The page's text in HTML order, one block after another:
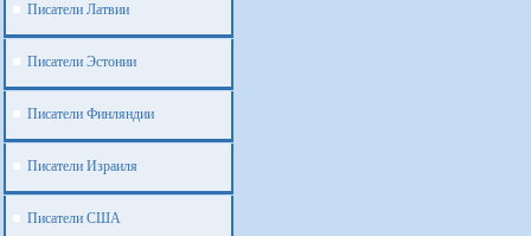
Писатели Латвии
Писатели Эстонии
Писатели Финляндии
Писатели Израиля
Писатели США